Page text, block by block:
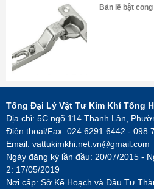
Bản lề bật
Tổng Đại Lý Vật Tư Kim Khí Tổng
Địa chỉ: 5C ngõ 114 Thanh Lân,
Điện thoại/Fax: 024.6291.6442 -
Email: vattukimkhi.net.vn@gmail.com
Ngày đăng ký lần đầu: 20/07/2015 -
2: 17/05/2019
Nơi cấp: Sở Kế Hoạch và Đầu Tư